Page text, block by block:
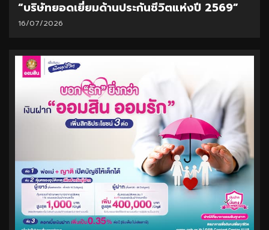
“บริษัทยอดเยี่ยมด้านประกันชีวิตแห่งปี 2569”
16/07/2026